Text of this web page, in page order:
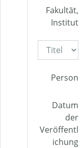
Fakultät,
Institut
Person
Datum
der
Veröffentl
ichung